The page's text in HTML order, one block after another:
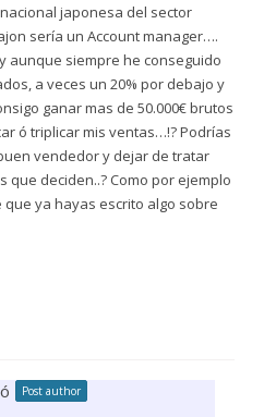
japonesa del sector
sería un Account manager….
aunque siempre he conseguido
a veces un 20% por debajo y
ganar mas de 50.000€ brutos
ó triplicar mis ventas…!? Podrías
vendedor y dejar de tratar
que deciden..? Como por ejemplo
que ya hayas escrito algo sobre
Post author